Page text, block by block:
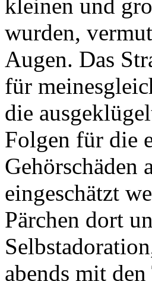
kleinen und
wurden,
Augen. Das
für
die
Folgen für die
Gehörschäden
eingeschätzt
Pärchen dort
abends mit